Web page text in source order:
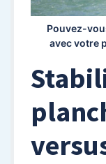
Pouvez-
avec votre